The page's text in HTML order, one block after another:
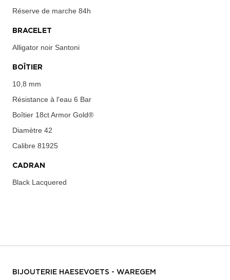
Réserve de marche 84h
BRACELET
Alligator noir Santoni
BOÎTIER
10,8 mm
Résistance à l'eau 6 Bar
Boîtier 18ct Armor Gold®
Diamètre 42
Calibre 81925
CADRAN
Black Lacquered
BIJOUTERIE HAESEVOETS - WAREGEM